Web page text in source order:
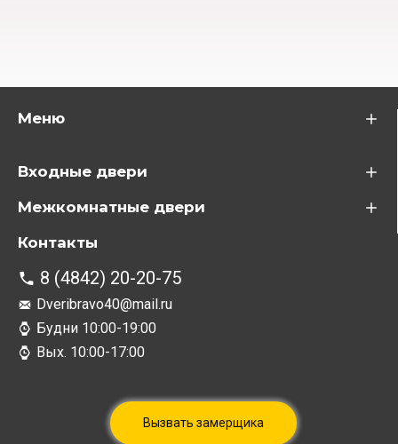
Меню
Входные двери
Межкомнатные двери
Контакты
8 (4842) 20-20-75
Dveribravo40@mail.ru
Будни 10:00-19:00
Вых. 10:00-17:00
Вызвать замерщика